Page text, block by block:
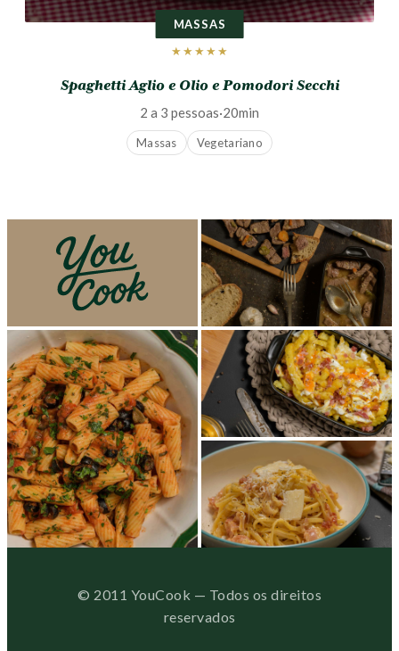
MASSAS
★★★★★
Spaghetti Aglio e Olio e Pomodori Secchi
2 a 3 pessoas·20min
Massas Vegetariano
© 2011 YouCook — Todos os direitos
reservados